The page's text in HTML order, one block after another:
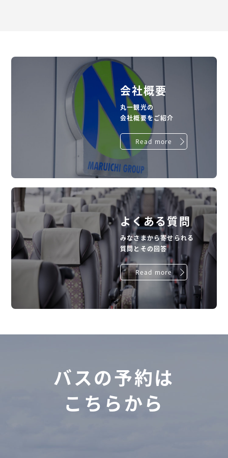
会社概要
丸一観光の
会社概要をご紹介
Read more
よくある質問
みなさまから寄せられる
質問とその回答
Read more
バスの予約は
こちらから